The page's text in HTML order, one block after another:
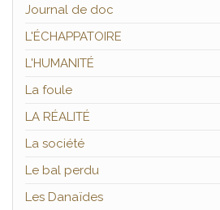
Journal de doc
L'ÉCHAPPATOIRE
L'HUMANITÉ
La foule
LA RÉALITÉ
La société
Le bal perdu
Les Danaïdes